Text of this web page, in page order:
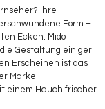
Ihre
Form –
Ecken. Mido
Gestaltung einiger
Erscheinen ist das
Marke
einem Hauch frischer